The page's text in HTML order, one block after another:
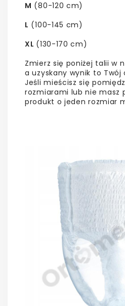
M (80-120 cm)
L (100-145 cm)
XL (130-170 cm)
Zmierz się poniżej talii w
a uzyskany wynik to Twój
Jeśli mieścisz się
rozmiarami lub nie masz
produkt o jeden rozmiar